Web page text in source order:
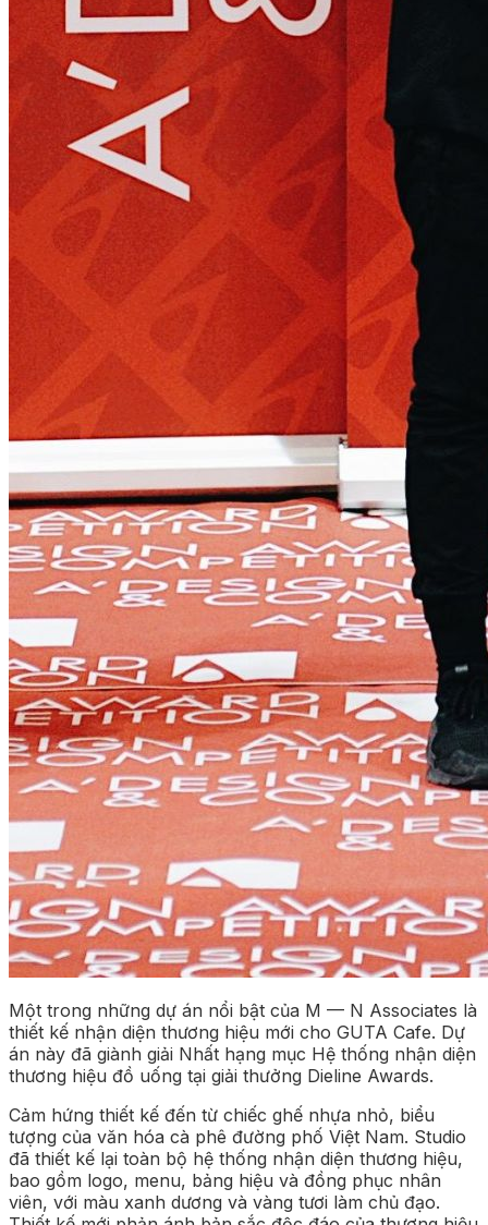
Một trong những dự án nổi bật của M — N Associates là
thiết kế nhận diện thương hiệu mới cho GUTA Cafe. Dự
án này đã giành giải Nhất hạng mục Hệ thống nhận diện
thương hiệu đồ uống tại giải thưởng Dieline Awards.
Cảm hứng thiết kế đến từ chiếc ghế nhựa nhỏ, biểu
tượng của văn hóa cà phê đường phố Việt Nam. Studio
đã thiết kế lại toàn bộ hệ thống nhận diện thương hiệu,
bao gồm logo, menu, bảng hiệu và đồng phục nhân
viên, với màu xanh dương và vàng tươi làm chủ đạo.